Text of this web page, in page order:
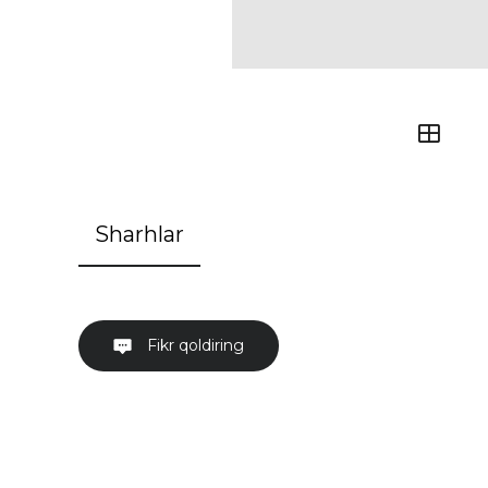
Sharhlar
Fikr qoldiring